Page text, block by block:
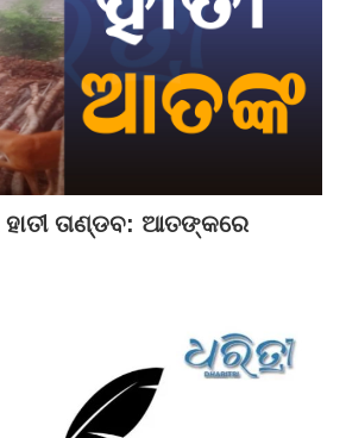
ହାତୀ ତାଣ୍ଡବ: ଆତଙ୍କରେ